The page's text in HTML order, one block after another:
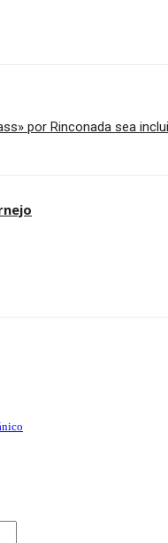
por Rinconada sea